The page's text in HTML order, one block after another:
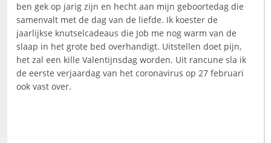
ben gek op jarig zijn en hecht aan mijn geboortedag die
samenvalt met de dag van de liefde. Ik koester de
jaarlijkse knutselcadeaus die Job me nog warm van de
slaap in het grote bed overhandigt. Uitstellen doet pijn,
het zal een kille Valentijnsdag worden. Uit rancune sla ik
de eerste verjaardag van het coronavirus op 27 februari
ook vast over.